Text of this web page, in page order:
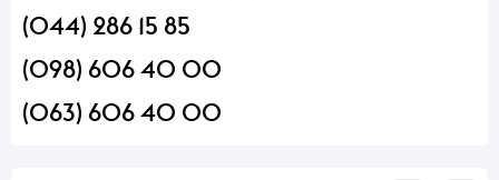
(044) 286 15 85
(098) 606 40 00
(063) 606 40 00